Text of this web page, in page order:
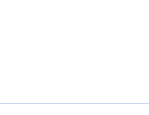
e HAPTIQ SYSTEM,